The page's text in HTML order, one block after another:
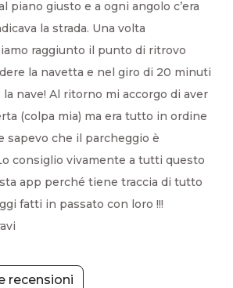
piano giusto e a ogni angolo c’era
la strada. Una volta
raggiunto il punto di ritrovo
la navetta e nel giro di 20 minuti
nave! Al ritorno mi accorgo di aver
(colpa mia) ma era tutto in ordine
sapevo che il parcheggio è
consiglio vivamente a tutti questo
app perché tiene traccia di tutto
fatti in passato con loro !!!
recensioni